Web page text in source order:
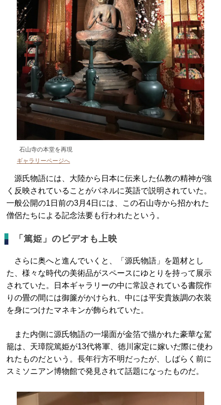
石山寺の本堂を再現
ギャラリーページへ
源氏物語には、大陸から日本に伝来した仏教の精神が強
く反映されていることがパネルに英語で説明されていた。
一般公開の1日前の3月4日には、この石山寺から招かれた
僧侶たちによる記念法要も行われたという。
「篤姫」のビデオも上映
さらに奥へと進んでいくと、「源氏物語」を題材とし
た、様々な時代の美術品がスペースにゆとりを持って展示
されていた。日本ギャラリーの中に常設されている書院作
りの畳の間には御簾がかけられ、中には平安貴族調の衣装
を身につけたマネキンが飾られていた。
また内側に源氏物語の一場面が金箔で描かれた豪華な駕
籠は、天璋院篤姫が13代将軍、徳川家定に嫁いだ際に使わ
れたものだという。長年行方不明だったが、しばらく前に
スミソニアン博物館で発見されて話題になったものだ。